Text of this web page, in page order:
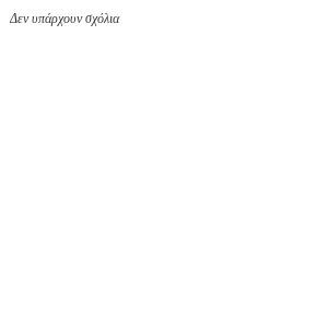
Δεν υπάρχουν σχόλια